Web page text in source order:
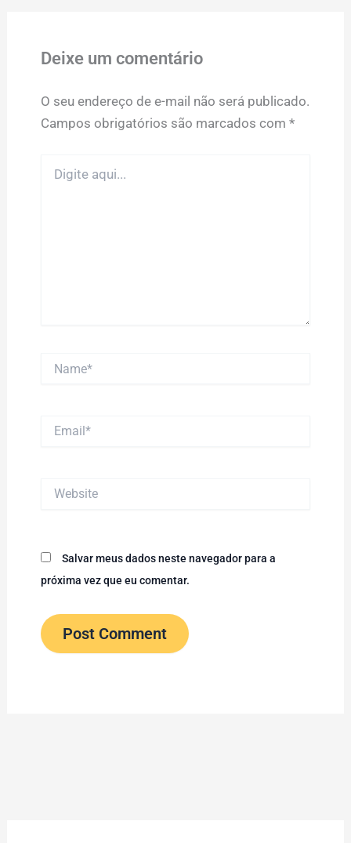
Deixe um comentário
O seu endereço de e-mail não será publicado.
Campos obrigatórios são marcados com *
aqui...
Salvar meus dados neste navegador para a
próxima vez que eu comentar.